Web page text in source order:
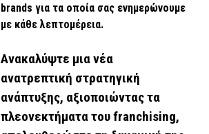
brands για τα οποία σας ενημερώνουμε
με κάθε λεπτομέρεια.
Ανακαλύψτε μια νέα
ανατρεπτική στρατηγική
ανάπτυξης, αξιοποιώντας τα
πλεονεκτήματα του franchising,